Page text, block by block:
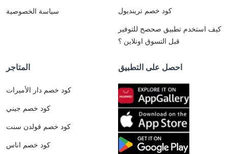
سياسة الخصوصية
كود خصم ترينديول
كيف استخدم تطبيق صحصح للتوفير
قبل التسوق اونلاين ؟
المتاجر
كود خصم دار الأميرات
كود خصم جيني
كود خصم قولدن سنت
كود خصم اناس
احصل على التطبيق